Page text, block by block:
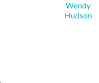
Wendy
Hudson